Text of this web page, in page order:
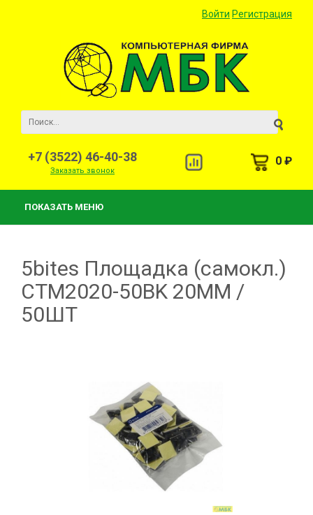
Войти Регистрация
+7 (3522) 46-40-38
Заказать звонок
0 ₽
ПОКАЗАТЬ МЕНЮ
5bites Площадка (самокл.)
CTM2020-50BK 20ММ /
50ШТ